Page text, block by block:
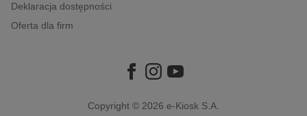
Deklaracja dostępności
Oferta dla firm
Copyright © 2026 e-Kiosk S.A.